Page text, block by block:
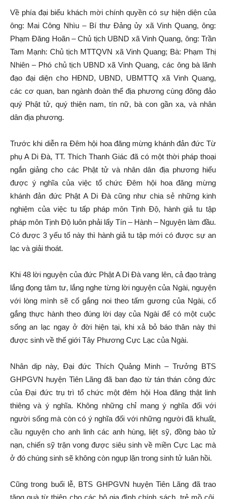
Về phía đại biểu khách mời chính quyền có sự hiện diện của
ông: Mai Công Nhìu – Bí thư Đảng ủy xã Vinh Quang, ông:
Phạm Đăng Hoãn – Chủ tịch UBND xã Vinh Quang, ông: Trần
Tam Mạnh: Chủ tịch MTTQVN xã Vinh Quang; Bà: Phạm Thị
Nhiên – Phó chủ tịch UBND xã Vinh Quang, các ông bà lãnh
đạo đại diện cho HĐND, UBND, UBMTTQ xã Vinh Quang,
các cơ quan, ban ngành đoàn thể địa phương cùng đông đảo
quý Phật tử, quý thiện nam, tín nữ, bà con gần xa, và nhân
dân địa phương.
Trước khi diễn ra Đêm hội hoa đăng mừng khánh đản đức Từ
phụ A Di Đà, TT. Thích Thanh Giác đã có một thời pháp thoại
ngắn giảng cho các Phật tử và nhân dân địa phương hiểu
được ý nghĩa của việc tổ chức Đêm hội hoa đăng mừng
khánh đản đức Phật A Di Đà cũng như chia sẻ những kinh
nghiệm của việc tu tấp pháp môn Tịnh Độ, hành giả tu tập
pháp môn Tịnh Độ luôn phải lấy Tín – Hành – Nguyện làm đầu.
Có được 3 yếu tố này thì hành giả tu tập mới có được sự an
lạc và giải thoát.
Khi 48 lời nguyện của đức Phật A Di Đà vang lên, cả đạo tràng
lắng đọng tâm tư, lắng nghe từng lời nguyện của Ngài, nguyện
với lòng mình sẽ cố gắng noi theo tấm gương của Ngài, cố
gắng thực hành theo đúng lời dạy của Ngài để có một cuộc
sống an lạc ngay ở đời hiện tại, khi xả bỏ báo thân này thì
được sinh về thế giới Tây Phương Cực Lạc của Ngài.
Nhân dịp này, Đại đức Thích Quảng Minh – Trưởng BTS
GHPGVN huyện Tiên Lãng đã ban đạo từ tán thán công đức
của Đại đức trụ trì tổ chức một đêm hội Hoa đăng thật linh
thiêng và ý nghĩa. Không những chỉ mang ý nghĩa đối với
người sống mà còn có ý nghĩa đối với những người đã khuất,
cầu nguyện cho anh linh các anh hùng, liệt sỹ, đồng bào tử
nạn, chiến sỹ trận vong được siêu sinh về miền Cực Lạc mà
ở đó chúng sinh sẽ không còn ngụp lặn trong sinh tử luân hồi.
Cũng trong buổi lễ, BTS GHPGVN huyện Tiên Lãng đã trao
tặng quà từ thiện cho các hộ gia đình chính sách, trẻ mồ côi,